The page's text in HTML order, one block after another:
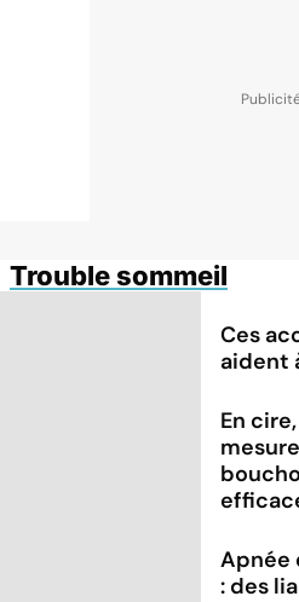
Trouble sommeil
Ces
aident
En
Apnée
: des